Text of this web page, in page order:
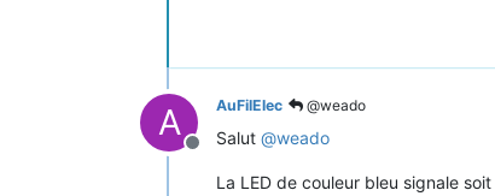
A
Offline
AuFilElec @weado
Salut @weado
La LED de couleur bleu signale